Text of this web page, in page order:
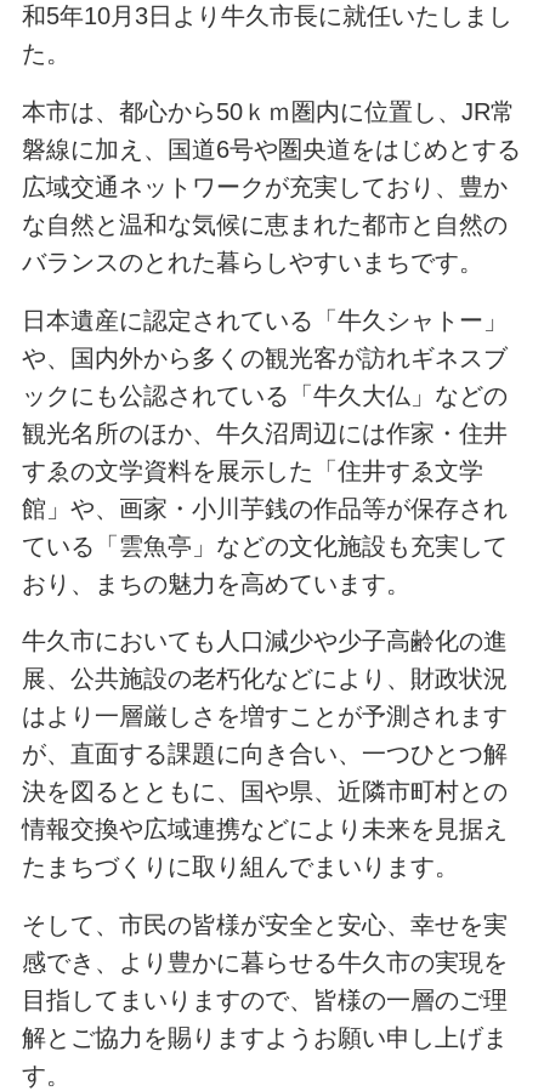
和5年10月3日より牛久市長に就任いたしまし
た。
本市は、都心から50ｋｍ圏内に位置し、JR常
磐線に加え、国道6号や圏央道をはじめとする
広域交通ネットワークが充実しており、豊か
な自然と温和な気候に恵まれた都市と自然の
バランスのとれた暮らしやすいまちです。
日本遺産に認定されている「牛久シャトー」
や、国内外から多くの観光客が訪れギネスブ
ックにも公認されている「牛久大仏」などの
観光名所のほか、牛久沼周辺には作家・住井
すゑの文学資料を展示した「住井すゑ文学
館」や、画家・小川芋銭の作品等が保存され
ている「雲魚亭」などの文化施設も充実して
おり、まちの魅力を高めています。
牛久市においても人口減少や少子高齢化の進
展、公共施設の老朽化などにより、財政状況
はより一層厳しさを増すことが予測されます
が、直面する課題に向き合い、一つひとつ解
決を図るとともに、国や県、近隣市町村との
情報交換や広域連携などにより未来を見据え
たまちづくりに取り組んでまいります。
そして、市民の皆様が安全と安心、幸せを実
感でき、より豊かに暮らせる牛久市の実現を
目指してまいりますので、皆様の一層のご理
解とご協力を賜りますようお願い申し上げま
す。